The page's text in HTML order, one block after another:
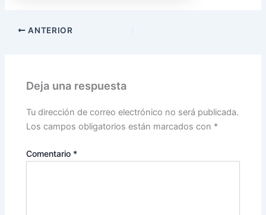
ANTERIOR
Deja una respuesta
Tu dirección de correo electrónico no será publicada.
Los campos obligatorios están marcados con *
Comentario *